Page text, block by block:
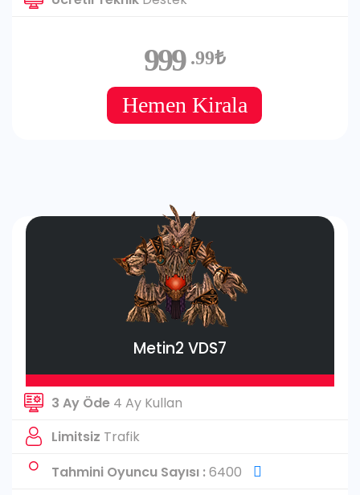
999 .99₺
Hemen Kirala
Metin2 VDS7
3 Ay Öde 4 Ay Kullan
Limitsiz Trafik
Tahmini Oyuncu Sayısı :6400